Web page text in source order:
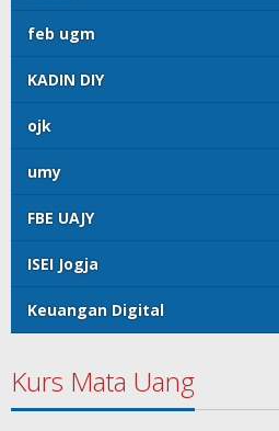
feb ugm
KADIN DIY
ojk
umy
FBE UAJY
ISEI Jogja
Keuangan Digital
Kurs Mata Uang